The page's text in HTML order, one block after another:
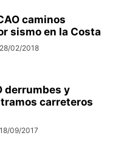
caminos
sismo en la Costa
28/02/2018
derrumbes y
carreteros
18/09/2017